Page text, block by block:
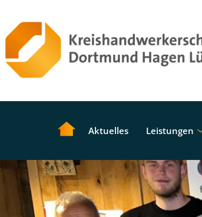
Aktuelles Leistungen